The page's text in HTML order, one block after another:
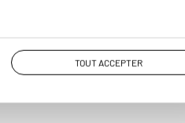
TOUT ACCEPTER
traditionnelles d’Islande se
végétalisée. Fred vous
cette technique ancestrale à
plus